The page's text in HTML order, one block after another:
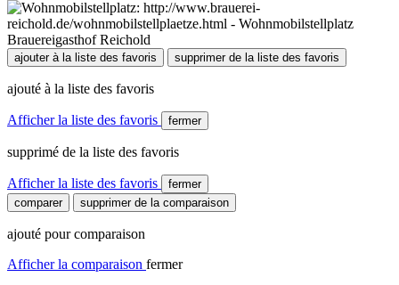
ajouter à la liste des favoris supprimer de la liste des favoris
ajouté à la liste des favoris
Afficher la liste des favoris fermer
supprimé de la liste des favoris
Afficher la liste des favoris
fermer
comparer
supprimer de la comparaison
ajouté pour comparaison
Afficher la comparaison fermer